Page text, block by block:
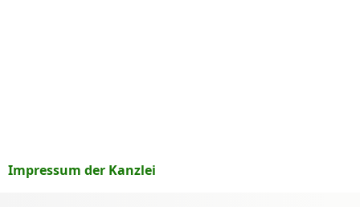
Impressum der Kanzlei